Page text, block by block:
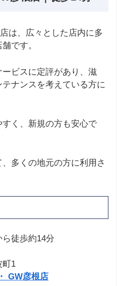
は、広々とした店内に多
です。
ビスに定評があり、滋
ナンスを考えている方に
く、新規の方も安心で
多くの地元の方に利用さ
徒歩約14分
町1
GW彦根店